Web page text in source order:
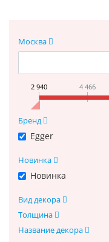
Москва
2 940 4 466
Бренд
Egger
Новинка
Новинка
Вид декора
Толщина
Название декора